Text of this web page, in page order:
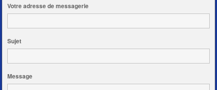
Votre adresse de messagerie
Sujet
Message